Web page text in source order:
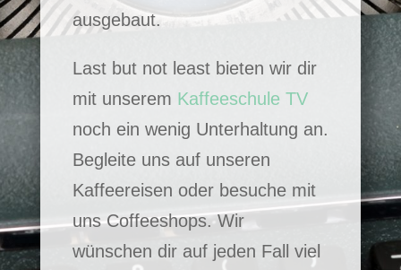
ausgebaut.
Last but not least bieten wir dir
mit unserem Kaffeeschule TV
noch ein wenig Unterhaltung an.
Begleite uns auf unseren
Kaffeereisen oder besuche mit
uns Coffeeshops. Wir
wünschen dir auf jeden Fall viel